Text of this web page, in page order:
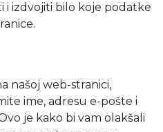
izdvojiti bilo koje podatke
našoj web-stranici,
ime, adresu e-pošte i
je kako bi vam olakšali